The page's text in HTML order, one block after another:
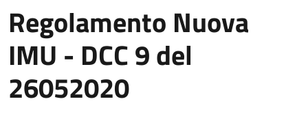
Regolamento Nuova
IMU - DCC 9 del
26052020